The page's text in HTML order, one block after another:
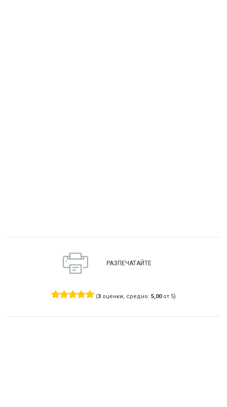
РАЗПЕЧАТАЙТЕ
(3 оценки, средно: 5,00от 5)